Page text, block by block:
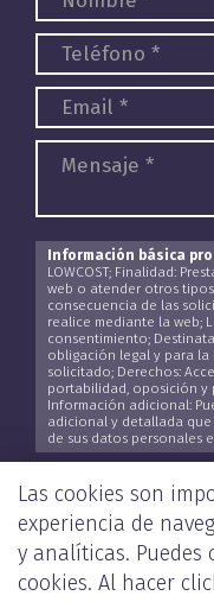
Información básica
LOWCOST; Finalidad:
web o atender otros
consecuencia de las
realice mediante la web;
consentimiento;
obligación legal y para
solicitado; Derechos:
portabilidad, oposición y
Información adicional:
adicional y detallada
de sus datos personales
Las cookies son
experiencia de
y analíticas.
cookies. Al hacer